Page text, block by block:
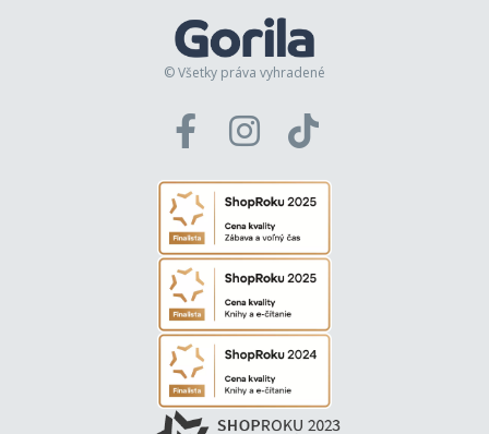
© Všetky práva vyhradené